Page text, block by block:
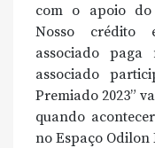
com o apoio do
Nosso crédito
associado
associado
Premiado 2023”
quando
no Espaço Odilon